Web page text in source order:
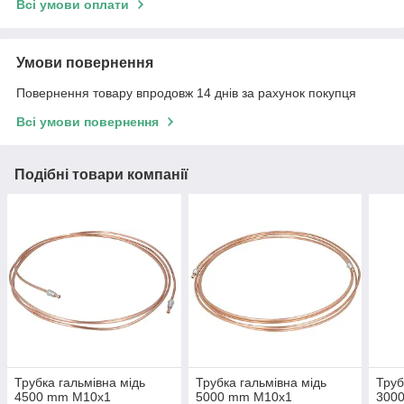
Всі умови оплати
Умови повернення
Повернення товару впродовж 14 днів за рахунок покупця
Всі умови повернення
Подібні товари компанії
Трубка гальмівна мідь
4500 mm M10x1
Трубка гальмівна мідь
5000 mm M10x1